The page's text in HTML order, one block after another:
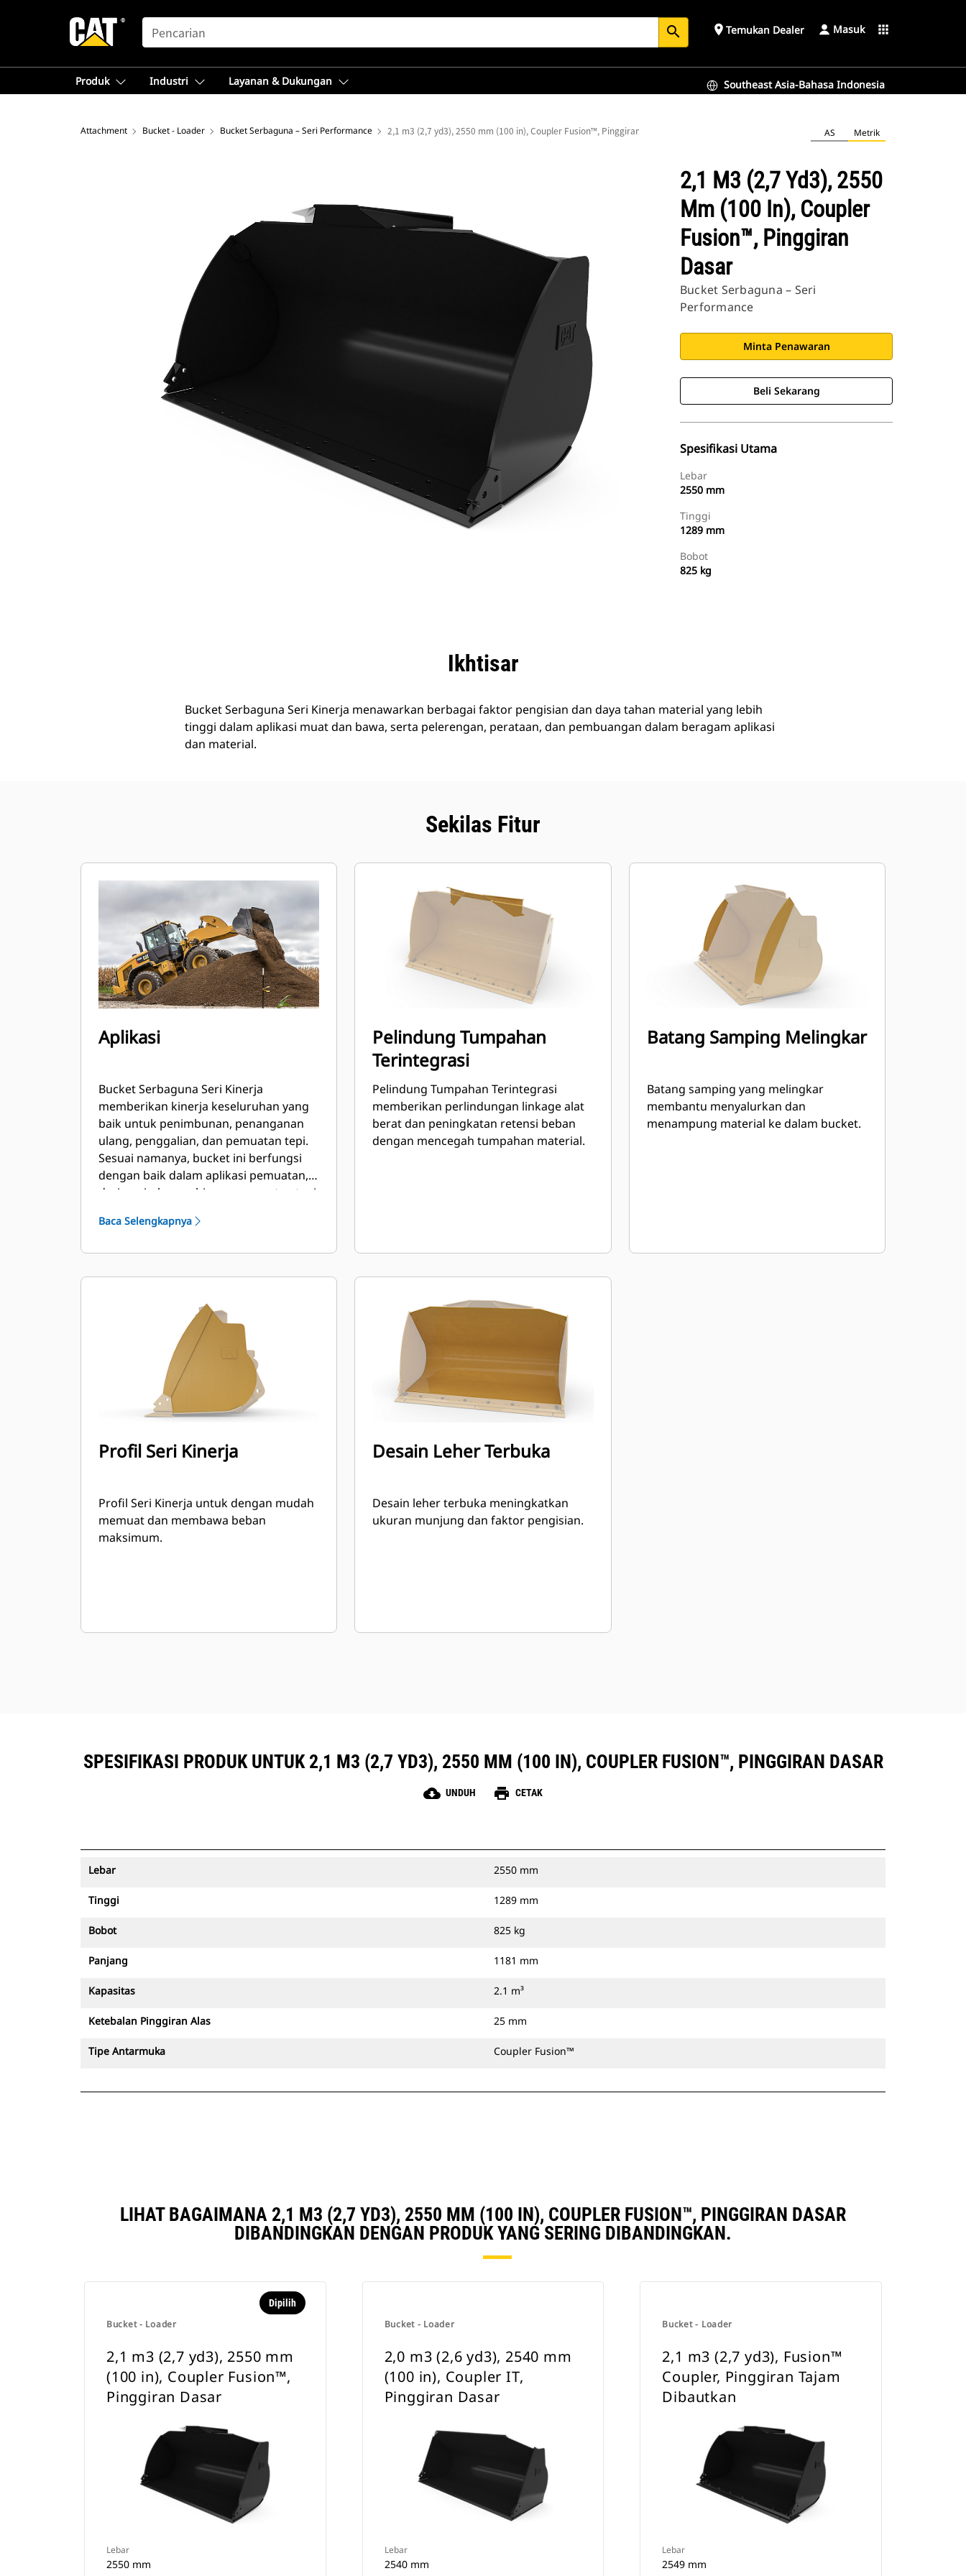
SEARCH search place Temukan Dealer Masuk apps
Produk Industri Layanan & Dukungan Southeast Asia-Bahasa Indonesia
Attachment Bucket - Loader Bucket Serbaguna – Seri Performance 2,1 m3 (2,7 yd3), 2550 mm (100 in), Coupler Fusion™, Pinggiran Dasar AS Metrik
2,1 M3 (2,7 Yd3), 2550
Mm (100 In), Coupler
Fusion™, Pinggiran
Dasar
Bucket Serbaguna – Seri
Performance
Minta Penawaran
Beli Sekarang
Spesifikasi Utama
Lebar
2550 mm
Tinggi
1289 mm
Bobot
825 kg
Ikhtisar
Bucket Serbaguna Seri Kinerja menawarkan berbagai faktor pengisian dan daya tahan material yang lebih
tinggi dalam aplikasi muat dan bawa, serta pelerengan, perataan, dan pembuangan dalam beragam aplikasi
dan material.
Sekilas Fitur
Aplikasi
Bucket Serbaguna Seri Kinerja
memberikan kinerja keseluruhan yang
baik untuk penimbunan, penanganan
ulang, penggalian, dan pemuatan tepi.
Sesuai namanya, bucket ini berfungsi
dengan baik dalam aplikasi pemuatan,
dari penimbunan hingga pemuatan tepi.
kondisi abrasi standar. Ideal untuk
pengisian untuk bucket Seri Kinerja
kapasitas maksimal yang ditentukan.
Baca Selengkapnya
Pelindung Tumpahan
Terintegrasi
Pelindung Tumpahan Terintegrasi
memberikan perlindungan linkage alat
berat dan peningkatan retensi beban
dengan mencegah tumpahan material.
Batang Samping Melingkar
Batang samping yang melingkar
membantu menyalurkan dan
menampung material ke dalam bucket.
Profil Seri Kinerja
Profil Seri Kinerja untuk dengan mudah
memuat dan membawa beban
maksimum.
Desain Leher Terbuka
Desain leher terbuka meningkatkan
ukuran munjung dan faktor pengisian.
SPESIFIKASI PRODUK UNTUK 2,1 M3 (2,7 YD3), 2550 MM (100 IN), COUPLER FUSION™, PINGGIRAN DASAR
cloud_download UNDUH print CETAK
Lebar 2550 mm
Tinggi 1289 mm
Bobot 825 kg
Panjang 1181 mm
Kapasitas 2.1 m³
Ketebalan Pinggiran Alas 25 mm
Tipe Antarmuka Coupler Fusion™
LIHAT BAGAIMANA 2,1 M3 (2,7 YD3), 2550 MM (100 IN), COUPLER FUSION™, PINGGIRAN DASAR
DIBANDINGKAN DENGAN PRODUK YANG SERING DIBANDINGKAN.
Bucket - Loader
Dipilih
2,1 m3 (2,7 yd3), 2550 mm
(100 in), Coupler Fusion™,
Pinggiran Dasar
Lebar
2550 mm
Bucket - Loader
2,0 m3 (2,6 yd3), 2540 mm
(100 in), Coupler IT,
Pinggiran Dasar
Lebar
2540 mm
Bucket - Loader
2,1 m3 (2,7 yd3), Fusion™
Coupler, Pinggiran Tajam
Dibautkan
Lebar
2549 mm